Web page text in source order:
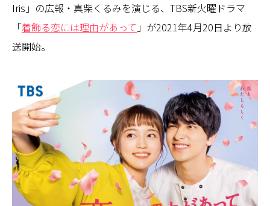
Iris」の広報・真柴くるみを演じる、TBS新火曜ドラマ
「着飾る恋には理由があって 」が2021年4月20日より放
送開始。